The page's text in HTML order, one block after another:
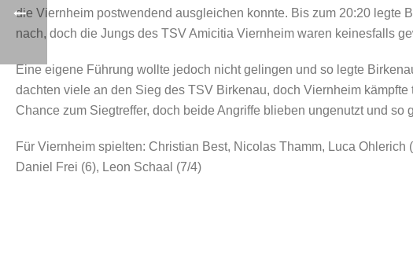
die Viernheim postwendend ausgleichen konnte. Bis zum 20:20 legte
nach, doch die Jungs des TSV Amicitia Viernheim waren keinesfalls
Eine eigene Führung wollte jedoch nicht gelingen und so legte
dachten viele an den Sieg des TSV Birkenau, doch Viernheim
Chance zum Siegtreffer, doch beide Angriffe blieben ungenutzt und
Für Viernheim spielten: Christian Best, Nicolas Thamm, Luca
Daniel Frei (6), Leon Schaal (7/4)